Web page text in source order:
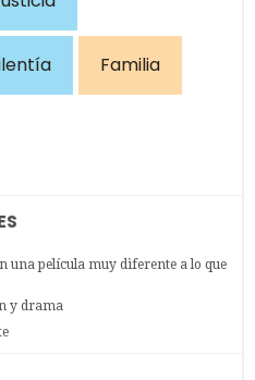
Familia
una película muy diferente a lo que
y drama